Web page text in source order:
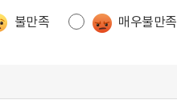
불만족 매우불만족